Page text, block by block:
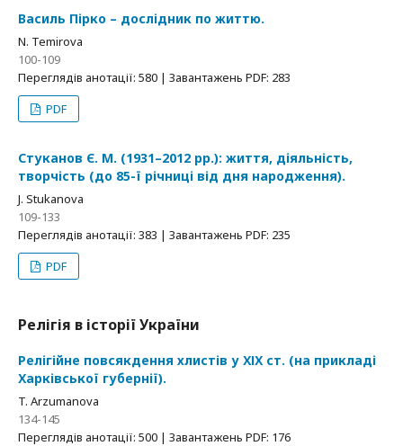
Василь Пірко – дослідник по життю.
N. Temirova
100-109
Переглядів анотації: 580 | Завантажень PDF: 283
PDF
Стуканов Є. М. (1931–2012 рр.): життя, діяльність,
творчість (до 85-ї річниці від дня народження).
J. Stukanova
109-133
Переглядів анотації: 383 | Завантажень PDF: 235
PDF
Релігія в історії України
Релігійне повсякдення хлистів у ХІХ ст. (на прикладі
Харківської губернії).
T. Arzumanova
134-145
Переглядів анотації: 500 | Завантажень PDF: 176